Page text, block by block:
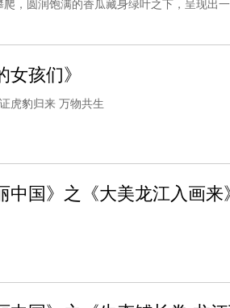
，圆润饱满的香瓜藏身绿叶之下，呈现出
女孩们》
豹归来 万物共生
中国》之《大美龙江入画来